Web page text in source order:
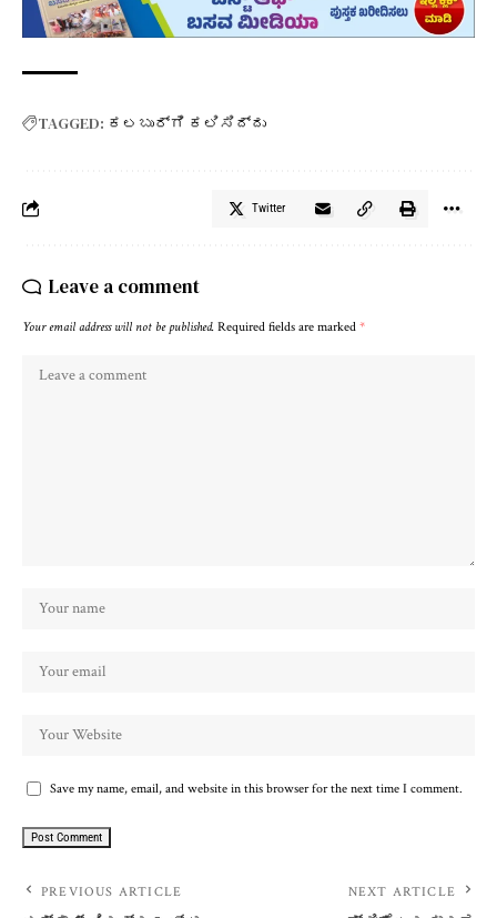
TAGGED: ಕಲಬುರ್ಗಿ ಕಲಿಸಿದ್ದು
Twitter
Leave a comment
Your email address will not be published. Required fields are marked *
Save my name, email, and website in this browser for the next time I comment.
PREVIOUS ARTICLE NEXT ARTICLE